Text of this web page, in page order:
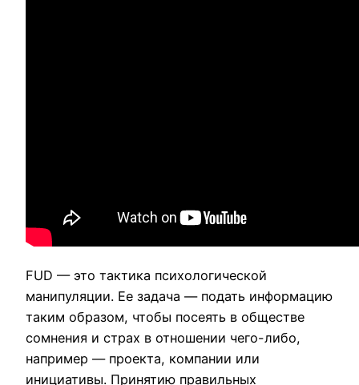
FUD — это тактика психологической
манипуляции. Ее задача — подать информацию
таким образом, чтобы посеять в обществе
сомнения и страх в отношении чего-либо,
например — проекта, компании или
инициативы. Принятию правильных